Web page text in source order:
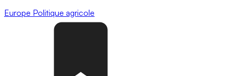
Europe Politique agricole